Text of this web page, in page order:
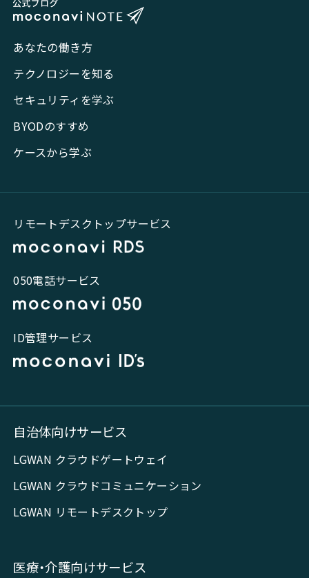
あなたの働き方
テクノロジーを知る
セキュリティを学ぶ
BYODのすすめ
ケースから学ぶ
リモートデスクトップサービス
050電話サービス
ID管理サービス
自治体向けサービス
LGWAN クラウドゲートウェイ
LGWAN クラウドコミュニケーション
LGWAN リモートデスクトップ
医療・介護向けサービス